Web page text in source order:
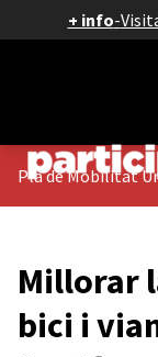
+ info-
Pla de Mobilitat
Millorar
bici i